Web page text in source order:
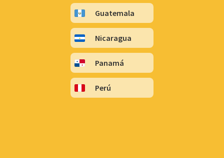
Guatemala
Nicaragua
Panamá
Perú